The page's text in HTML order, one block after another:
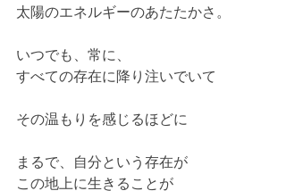
太陽のエネルギーのあたたかさ。
いつでも、常に、
すべての存在に降り注いでいて
その温もりを感じるほどに
まるで、自分という存在が
この地上に生きることが